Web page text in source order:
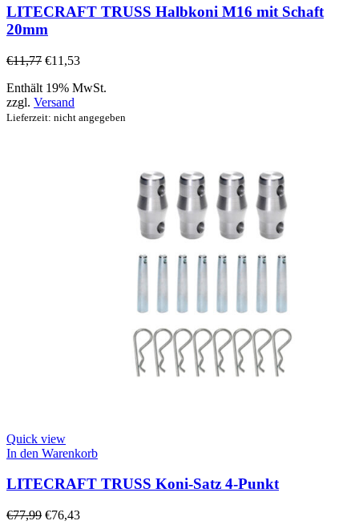
LITECRAFT TRUSS Halbkoni M16 mit Schaft
20mm
€11,77 €11,53
Enthält 19% MwSt.
zzgl. Versand
Lieferzeit: nicht angegeben
Quick view
In den Warenkorb
LITECRAFT TRUSS Koni-Satz 4-Punkt
€77,99 €76,43